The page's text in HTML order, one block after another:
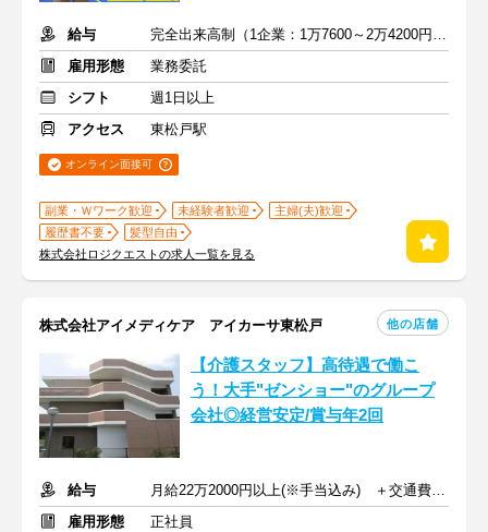
給与
完全出来高制（1企業：1万7600～2万4200円※1日あたり）
雇用形態
業務委託
シフト
週1日以上
アクセス
東松戸駅
オンライン面接可
副業・Ｗワーク歓迎 未経験者歓迎
主婦(夫)歓迎
履歴書不要
髪型自由
株式会社ロジクエストの求人一覧を見る
株式会社アイメディケア アイカーサ東松戸 他の店舗
【介護スタッフ】高待遇で働こ
う！大手"ゼンショー"のグループ
会社◎経営安定/賞与年2回
給与
月給22万2000円以上(※手当込み) ＋交通費支給
雇用形態
正社員